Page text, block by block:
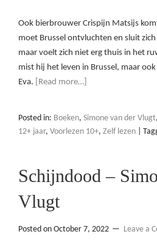
Ook bierbrouwer Crispijn Matsijs
moet Brussel ontvluchten en sluit
maar voelt zich niet erg thuis in het
mist hij het leven in Brussel, maar
Eva.
[Read more…]
Posted in: Boeken, Simone van der Vlugt,
12+ jaar, Voorlezen 10+, Zelf lezen
Schijndood –
Vlugt
Posted on October 7, 2022 Leave a